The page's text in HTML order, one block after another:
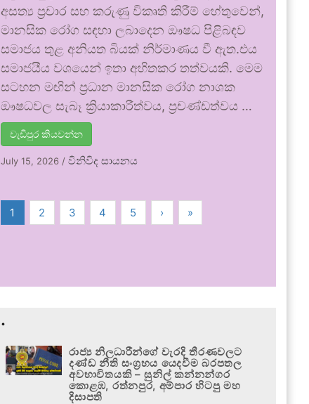
අසත්‍ය ප්‍රචාර සහ කරුණු විකෘති කිරීම් හේතුවෙන්,
මානසික රෝග සඳහා ලබාදෙන ඖෂධ පිළිබඳව
සමාජය තුළ අනියත බියක් නිර්මාණය වී ඇත.එය
සමාජයීය වශයෙන් ඉතා අහිතකර තත්වයකි. මෙම
සටහන මඟින් ප්‍රධාන මානසික රෝග නාශක
ඖෂධවල සැබෑ ක්‍රියාකාරීත්වය, ප්‍රචණ්ඩත්වය …
වැඩිපුර කියවන්න
July 15, 2026 /විනිවිද සායනය
1 2 3 4 5 › »
.
රාජ්‍ය නිලධාරීන්ගේ වැරදි තීරණවලට
දණ්ඩ නීති සංග්‍රහය යෙදවීම බරපතල
අවභාවිතයකි – සුනිල් කන්නන්ගර
කොළඹ, රත්නපුර, අම්පාර හිටපු මහ
දිසාපති